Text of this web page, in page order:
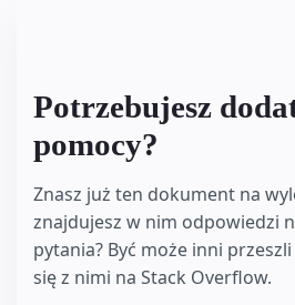
Potrzebujesz
pomocy?
Znasz już ten dokument na
znajdujesz w nim odpowiedzi
pytania? Być może inni
się z nimi na Stack Overflow.